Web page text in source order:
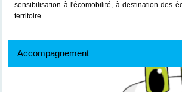
sensibilisation à l'écomobilité, à destination des
territoire.
Accompagnement